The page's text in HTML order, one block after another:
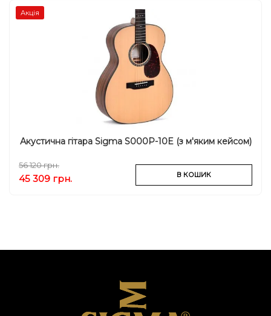
Акція
Акустична гітара Sigma S000P-10E (з м'яким кейсом)
56 120 грн.
45 309 грн. В КОШИК